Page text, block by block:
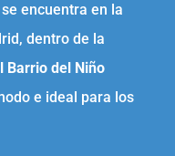
encuentra en la
dentro de la
Barrio del Niño
e ideal para los